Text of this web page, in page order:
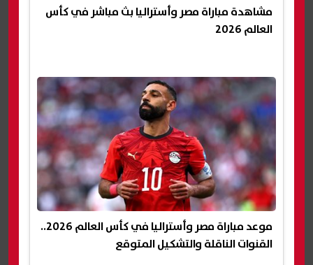
مشاهدة مباراة مصر وأستراليا بث مباشر في كأس
العالم 2026
موعد مباراة مصر وأستراليا في كأس العالم 2026..
القنوات الناقلة والتشكيل المتوقع